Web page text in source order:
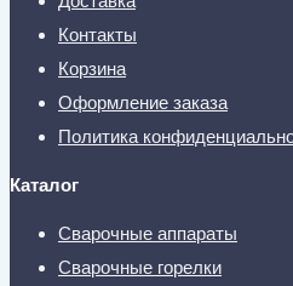
Контакты
Корзина
Оформление заказа
Политика
Каталог
Сварочные аппараты
Сварочные горелки